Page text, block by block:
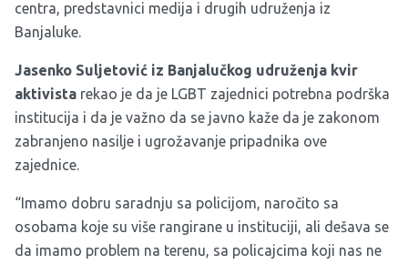
centra, predstavnici medija i drugih udruženja iz
Banjaluke.
Jasenko Suljetović iz Banjalučkog udruženja kvir
aktivista rekao je da je LGBT zajednici potrebna podrška
institucija i da je važno da se javno kaže da je zakonom
zabranjeno nasilje i ugrožavanje pripadnika ove
zajednice.
“Imamo dobru saradnju sa policijom, naročito sa
osobama koje su više rangirane u instituciji, ali dešava se
da imamo problem na terenu, sa policajcima koji nas ne